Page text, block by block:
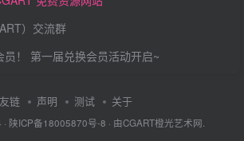
）交流群
！ 第一届兑换会员活动开启~
友链 声明 测试 关于
陕ICP备18005870号-8 · 由CGART橙光艺术网.